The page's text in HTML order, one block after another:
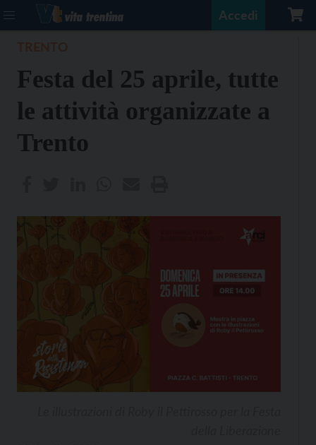
Accedi
Festa del 25 aprile, tutte
le attività organizzate a
Trento